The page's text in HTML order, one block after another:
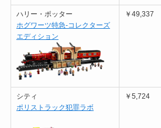
ハリー・ポッター
ホグワーツ特急-コレクターズ
エディション
￥49,337
シティ
ポリストラック犯罪ラボ
￥5,724